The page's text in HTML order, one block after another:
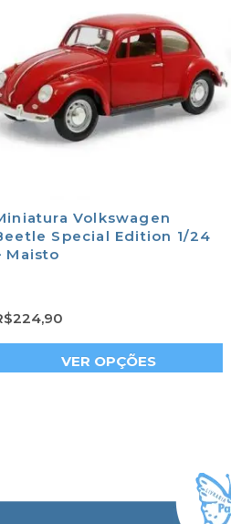
Volkswagen
Special Edition 1/24
Maisto
224,90
VER OPÇÕES